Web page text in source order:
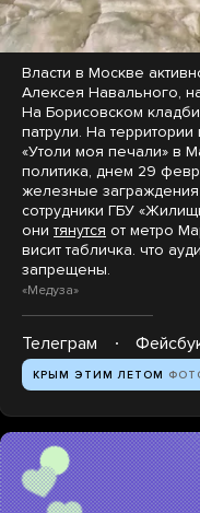
Власти в Москве
Алексея Навального,
На Борисовском
патрули. На
«Утоли моя печали» в
политика, днем 29
железные
сотрудники ГБУ
они тянутся от метро
висит табличка. что
запрещены.
«Медуза»
Телеграм
КРЫМ ЭТИМ ЛЕТОМ